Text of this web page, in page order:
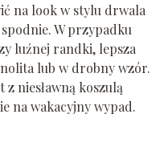
na look w stylu drwala
W przypadku
luźnej randki, lepsza
lub w drobny wzór.
z niesławną koszulą
na wakacyjny wypad.